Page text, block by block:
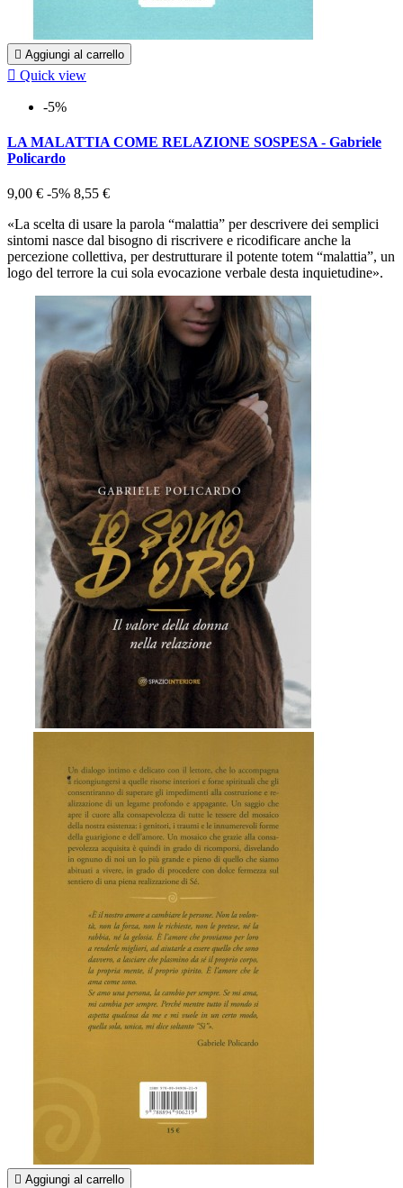
 Aggiungi al carrello
 Quick view
-5%
LA MALATTIA COME RELAZIONE SOSPESA - Gabriele
Policardo
9,00 € -5% 8,55 €
«La scelta di usare la parola “malattia” per descrivere dei semplici
sintomi nasce dal bisogno di riscrivere e ricodificare anche la
percezione collettiva, per destrutturare il potente totem “malattia”, un
logo del terrore la cui sola evocazione verbale desta inquietudine».
 Aggiungi al carrello